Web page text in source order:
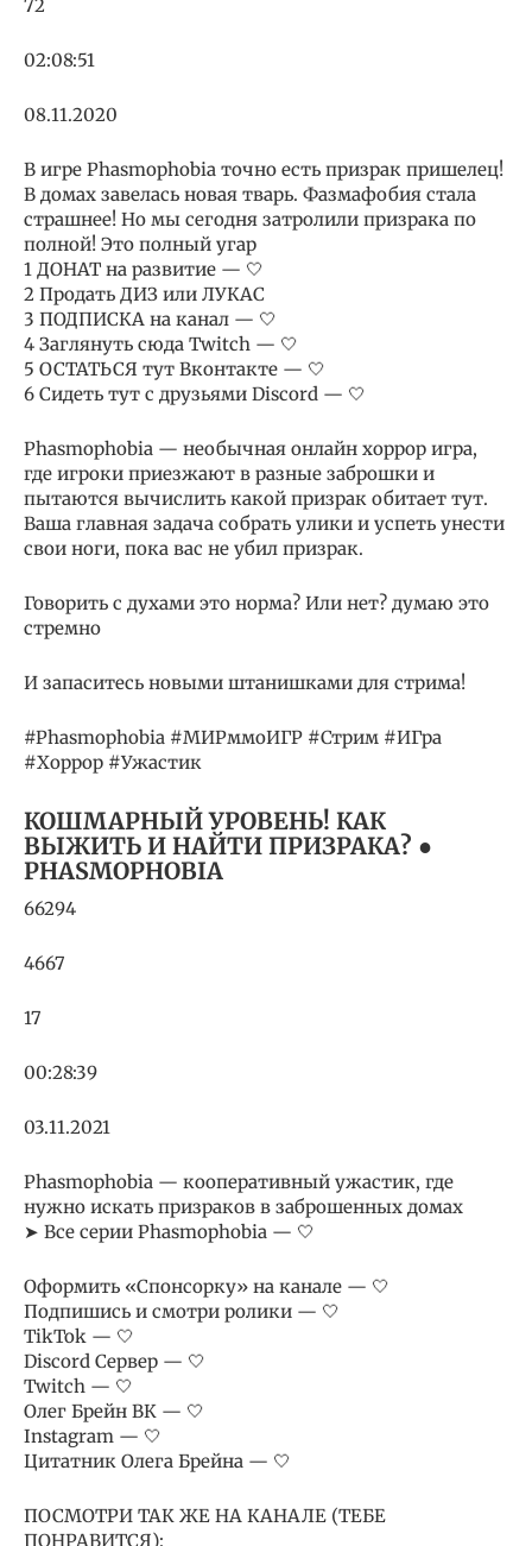
72
02:08:51
08.11.2020
В игре Phasmophobia точно есть призрак пришелец!
В домах завелась новая тварь. Фазмафобия стала
страшнее! Но мы сегодня затролили призрака по
полной! Это полный угар
1 ДОНАТ на развитие — 🤍
2 Продать ДИЗ или ЛУКАС
3 ПОДПИСКА на канал — 🤍
4 Заглянуть сюда Twitch — 🤍
5 ОСТАТЬСЯ тут Вконтакте — 🤍
6 Сидеть тут с друзьями Discord — 🤍
Phasmophobia — необычная онлайн хоррор игра,
где игроки приезжают в разные заброшки и
пытаются вычислить какой призрак обитает тут.
Ваша главная задача собрать улики и успеть унести
свои ноги, пока вас не убил призрак.
Говорить с духами это норма? Или нет? думаю это
стремно
И запаситесь новыми штанишками для стрима!
#Phasmophobia #МИРммоИГР #Стрим #ИГра
#Хоррор #Ужастик
КОШМАРНЫЙ УРОВЕНЬ! КАК
ВЫЖИТЬ И НАЙТИ ПРИЗРАКА? ●
PHASMOPHOBIA
66294
4667
17
00:28:39
03.11.2021
Phasmophobia — кооперативный ужастик, где
нужно искать призраков в заброшенных домах
➤ Все серии Phasmophobia — 🤍
Оформить «Спонсорку» на канале — 🤍
Подпишись и смотри ролики — 🤍
TikTok — 🤍
Discord Сервер — 🤍
Twitch — 🤍
Олег Брейн ВК — 🤍
Instagram — 🤍
Цитатник Олега Брейна — 🤍
ПОСМОТРИ ТАК ЖЕ НА КАНАЛЕ (ТЕБЕ
ПОНРАВИТСЯ):